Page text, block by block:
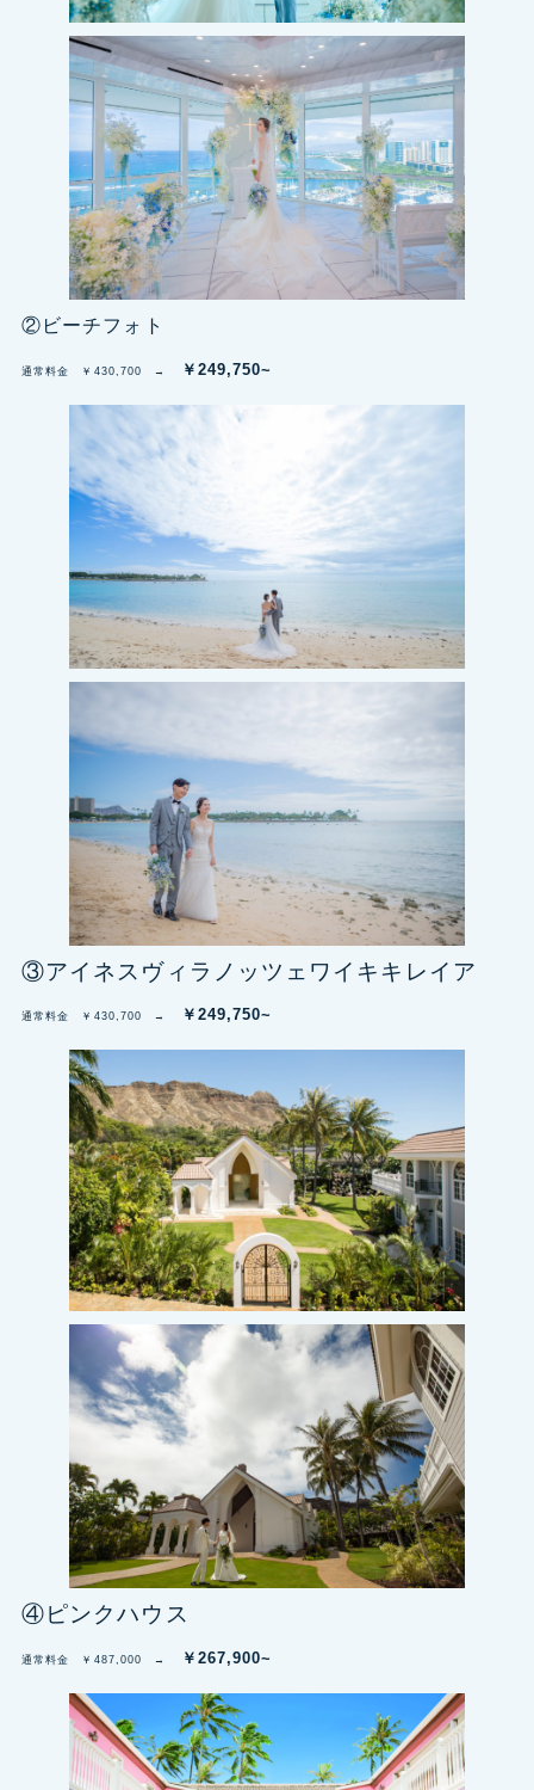
②ビーチフォト
通常料金 ￥430,700 → ￥249,750~
③アイネスヴィラノッツェワイキキレイア
通常料金 ￥430,700 → ￥249,750~
④ピンクハウス
通常料金 ￥487,000 → ￥267,900~